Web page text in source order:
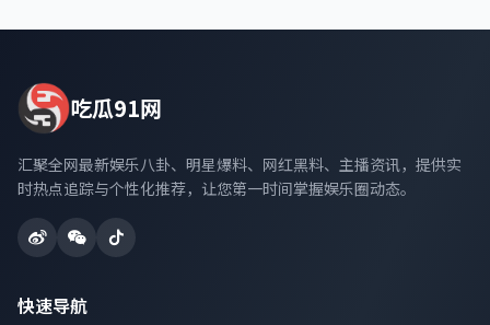
吃瓜91网
汇聚全网最新娱乐八卦、明星爆料、网红黑料、主播资讯，提供实
时热点追踪与个性化推荐，让您第一时间掌握娱乐圈动态。
快速导航